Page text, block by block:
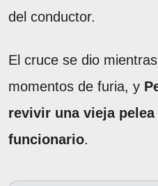
del conductor.
El cruce se dio
momentos de furia, y
revivir una vieja
funcionario.